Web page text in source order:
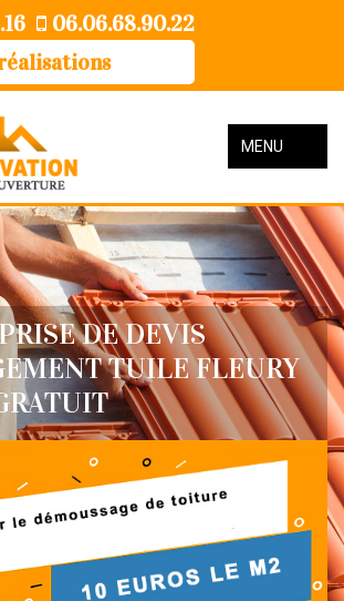
06.06.68.90.22
MENU
DE DEVIS
TUILE FLEURY